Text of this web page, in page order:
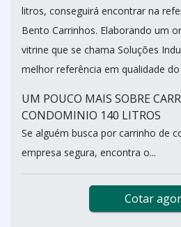
litros, conseguirá encontrar na
Bento Carrinhos. Elaborando um
vitrine que se chama Soluções
melhor referência em qualidade
UM POUCO MAIS SOBRE
CONDOMINIO 140 LITROS
Se alguém busca por carrinho de
empresa segura, encontra o...
Cotar